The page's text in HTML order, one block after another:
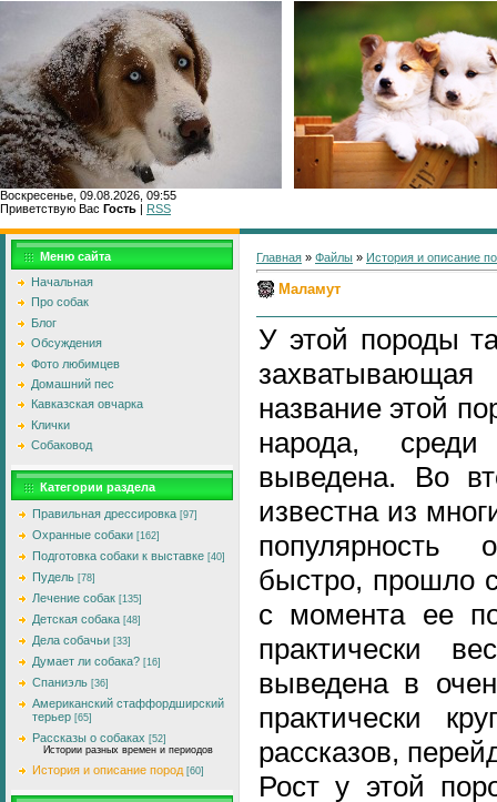
Воскресенье, 09.08.2026, 09:55
Приветствую Вас Гость | RSS
Меню сайта
Начальная
Про собак
Блог
Обсуждения
Фото любимцев
Домашний пес
Кавказская овчарка
Клички
Собаковод
Категории раздела
Правильная дрессировка [97]
Охранные собаки [162]
Подготовка собаки к выставке [40]
Пудель [78]
Лечение собак [135]
Детская собака [48]
Дела собачьи [33]
Думает ли собака? [16]
Спаниэль [36]
Американский стаффордширский
терьер [65]
Рассказы о собаках [52]
Истории разных времен и периодов
История и описание пород [60]
Главная » Файлы » История и описание
Маламут
У этой породы
название этой
народа,
выведена. Во
известна из
популярность
быстро, прошло
с момента ее
практически
выведена в
практически
рассказов,
Рост у этой